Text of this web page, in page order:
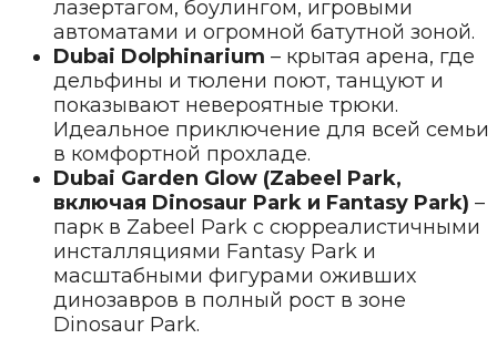
лазертагом, боулингом, игровыми
автоматами и огромной батутной зоной.
Dubai Dolphinarium – крытая арена, где
дельфины и тюлени поют, танцуют и
показывают невероятные трюки.
Идеальное приключение для всей семьи
в комфортной прохладе.
Dubai Garden Glow (Zabeel Park,
включая Dinosaur Park и Fantasy Park) –
парк в Zabeel Park с сюрреалистичными
инсталляциями Fantasy Park и
масштабными фигурами оживших
динозавров в полный рост в зоне
Dinosaur Park.